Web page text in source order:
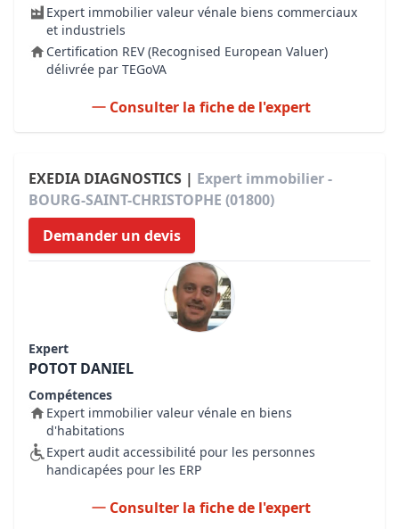
Expert immobilier valeur vénale biens commerciaux
et industriels
Certification REV (Recognised European Valuer)
délivrée par TEGoVA
Consulter la fiche de l'expert
EXEDIA DIAGNOSTICS | Expert immobilier -
BOURG-SAINT-CHRISTOPHE (01800)
Demander un devis
Expert
POTOT DANIEL
Compétences
Expert immobilier valeur vénale en biens
d'habitations
Expert audit accessibilité pour les personnes
handicapées pour les ERP
Consulter la fiche de l'expert